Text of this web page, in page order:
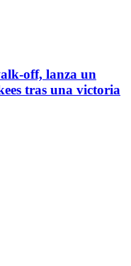
off, lanza un
tras una victoria